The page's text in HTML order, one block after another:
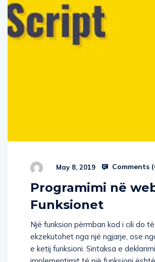
May 8, 2019 Comments (
Programimi në
Funksionet
Një funksion përmban kod i cili do të
ekzekutohet nga një ngjarje, ose
e ketij funksioni. Sintaksa e